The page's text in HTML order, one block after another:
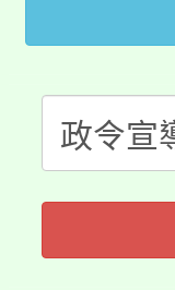
桃
生本
代理
公告
代理
《